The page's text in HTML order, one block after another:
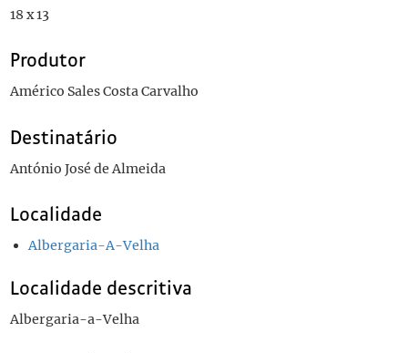
18 x 13
Produtor
Américo Sales Costa Carvalho
Destinatário
António José de Almeida
Localidade
Albergaria-A-Velha
Localidade descritiva
Albergaria-a-Velha